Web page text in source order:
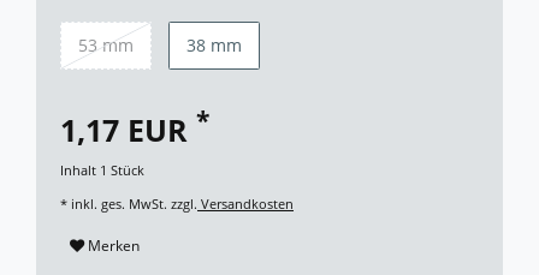
53 mm 38 mm
1,17 EUR *
Inhalt 1 Stück
* inkl. ges. MwSt. zzgl. Versandkosten
Merken